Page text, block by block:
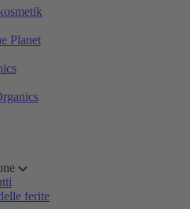
Planet
ferite